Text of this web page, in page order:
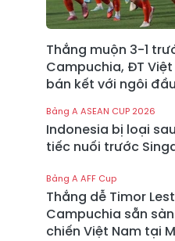
Thắng muộn 3-1
Campuchia, ĐT
bán kết với ngôi
Bảng A ASEAN CUP 2026
Indonesia bị loại
tiếc nuối trước
Bảng A AFF Cup
Thắng dễ Timor
Campuchia sẵn
chiến Việt Nam tại